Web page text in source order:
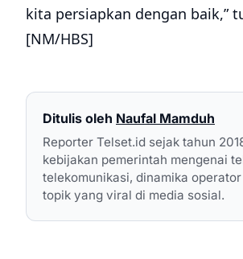
kita persiapkan dengan baik,”
[NM/HBS]
Ditulis oleh Naufal Mamduh
Reporter Telset.id sejak tahun
kebijakan pemerintah mengenai
telekomunikasi, dinamika
topik yang viral di media sosial.